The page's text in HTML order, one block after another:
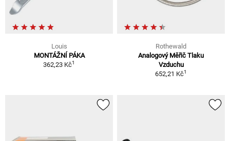
Louis
MONTÁŽNÍ PÁKA
362,23 Kč1
Rothewald
Analogový Měřič Tlaku
Vzduchu
652,21 Kč1